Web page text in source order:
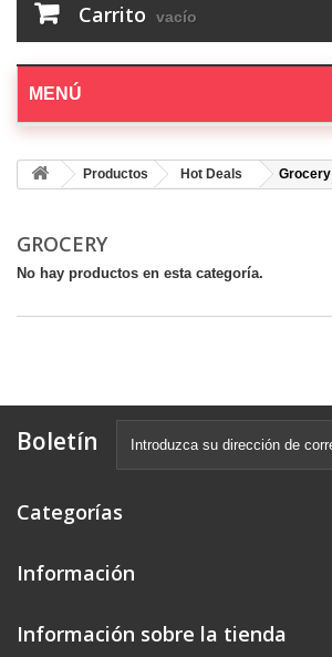
Carrito vacío
MENÚ
Productos Hot Deals Grocery
GROCERY
No hay productos en esta categoría.
Boletín
Categorías
Información
Información sobre la tienda